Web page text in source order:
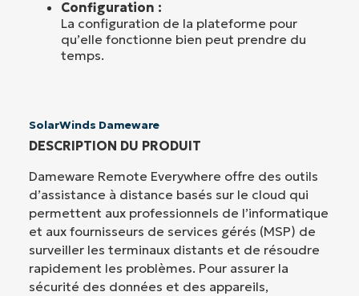
Configuration :
La configuration de la plateforme pour
qu’elle fonctionne bien peut prendre du
temps.
SolarWinds Dameware
DESCRIPTION DU PRODUIT
Dameware Remote Everywhere offre des outils
d’assistance à distance basés sur le cloud qui
permettent aux professionnels de l’informatique
et aux fournisseurs de services gérés (MSP) de
surveiller les terminaux distants et de résoudre
rapidement les problèmes. Pour assurer la
sécurité des données et des appareils,